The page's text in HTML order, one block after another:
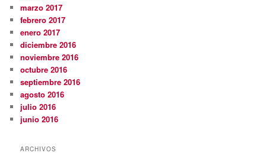
marzo 2017
febrero 2017
enero 2017
diciembre 2016
noviembre 2016
octubre 2016
septiembre 2016
agosto 2016
julio 2016
junio 2016
ARCHIVOS